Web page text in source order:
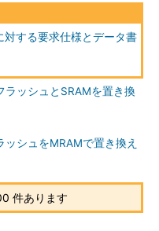
対する要求仕様とデータ書
ラッシュとSRAMを置き換
シュをMRAMで置き換え
件あります